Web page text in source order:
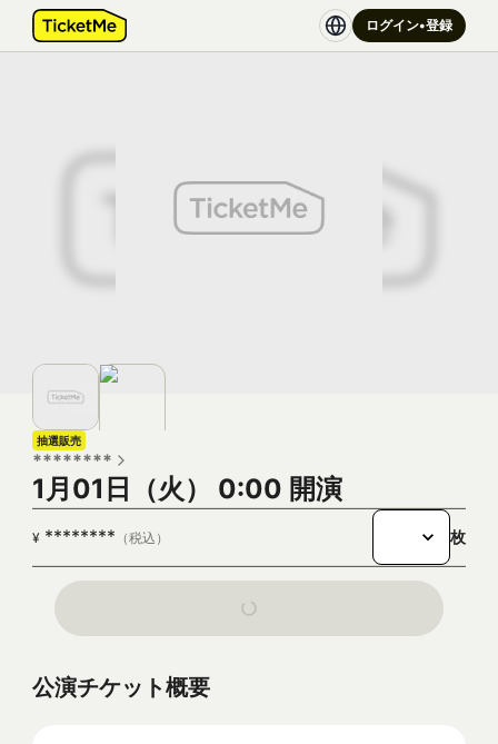
ログイン•登録
抽選販売
********
1月01日（火） 0:00 開演
¥ ******** （税込） 枚
公演チケット概要